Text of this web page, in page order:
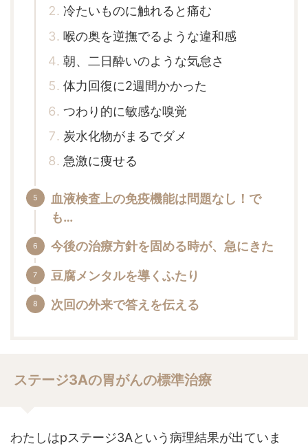
冷たいものに触れると痛む
喉の奥を逆撫でるような違和感
朝、二日酔いのような気怠さ
体力回復に2週間かかった
つわり的に敏感な嗅覚
炭水化物がまるでダメ
急激に痩せる
血液検査上の免疫機能は問題なし！で
も…
今後の治療方針を固める時が、急にきた
豆腐メンタルを導くふたり
次回の外来で答えを伝える
ステージ3Aの胃がんの標準治療
わたしはpステージ3Aという病理結果が出ていま